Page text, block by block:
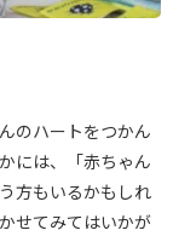
のハートをつかん
には、「赤ちゃん
方もいるかもしれ
せてみてはいかが